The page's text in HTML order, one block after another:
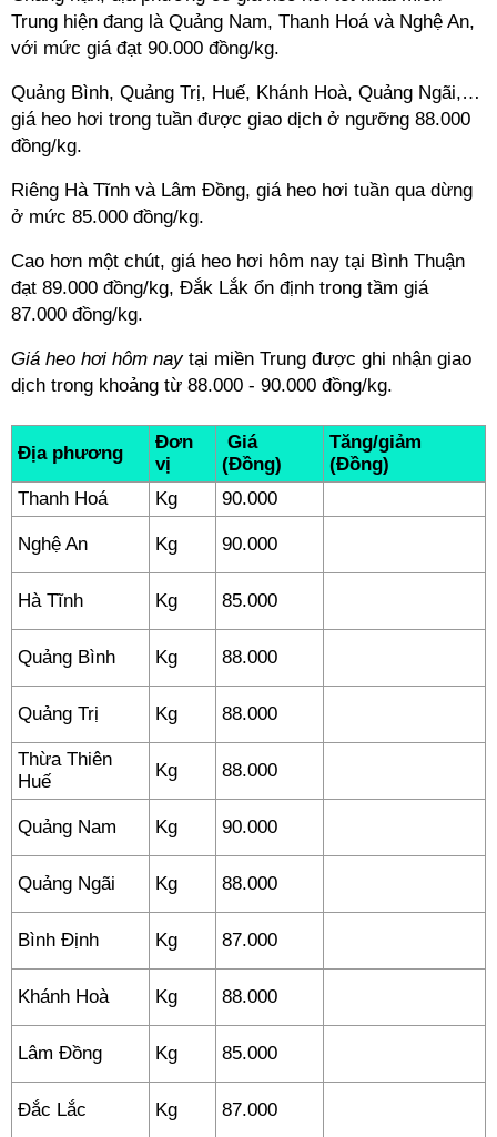
Trung hiện đang là Quảng Nam, Thanh Hoá và Nghệ An,
với mức giá đạt 90.000 đồng/kg.
Quảng Bình, Quảng Trị, Huế, Khánh Hoà, Quảng Ngãi,…
giá heo hơi trong tuần được giao dịch ở ngưỡng 88.000
đồng/kg.
Riêng Hà Tĩnh và Lâm Đồng, giá heo hơi tuần qua dừng
ở mức 85.000 đồng/kg.
Cao hơn một chút, giá heo hơi hôm nay tại Bình Thuận
đạt 89.000 đồng/kg, Đắk Lắk ổn định trong tầm giá
87.000 đồng/kg.
Giá heo hơi hôm naytại miền Trung được ghi nhận giao
dịch trong khoảng từ 88.000 - 90.000 đồng/kg.
Địa phương
Đơn
vị
Giá
(Đồng)
Tăng/giảm
(Đồng)
Thanh Hoá
Kg 90.000
Nghệ An Kg 90.000
Hà Tĩnh Kg 85.000
Quảng Bình Kg 88.000
Quảng Trị Kg 88.000
Thừa Thiên
Huế
Kg 88.000
Quảng Nam Kg 90.000
Quảng Ngãi Kg 88.000
Bình Định Kg 87.000
Khánh Hoà Kg 88.000
Lâm Đồng Kg 85.000
Đắc Lắc Kg 87.000